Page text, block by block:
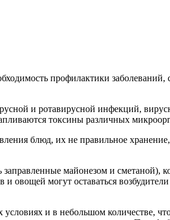
профилактики заболеваний,
и ротавирусной инфекций,
токсины различных
блюд, их не правильное
майонезом и сметаной),
овощей могут оставаться
и в небольшом количестве,